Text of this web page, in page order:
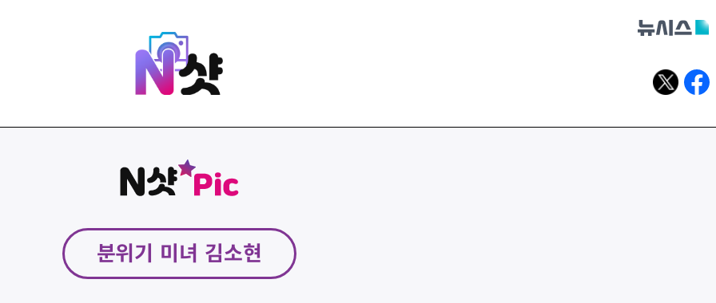
분위기 미녀 김소현